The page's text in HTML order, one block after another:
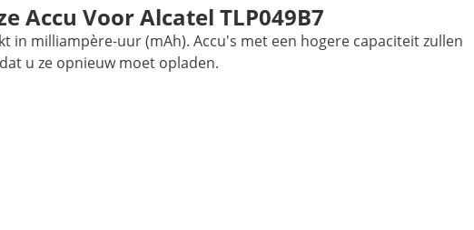
Accu Voor Alcatel TLP049B7
in milliampère-uur (mAh). Accu's met een hogere capaciteit zullen
u ze opnieuw moet opladen.